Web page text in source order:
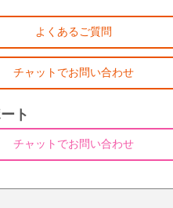
よくあるご質問
チャットでお問い合わせ
ト
チャットでお問い合わせ